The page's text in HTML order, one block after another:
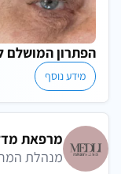
הפתרון המושלם
מידע נוסף
מרפאת
מנהלת